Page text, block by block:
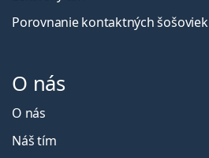
Porovnanie kontaktných šošoviek
O nás
O nás
Náš tím